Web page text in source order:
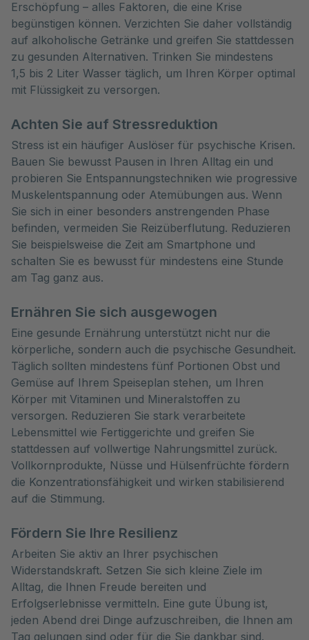
Erschöpfung – alles Faktoren, die eine Krise
begünstigen können. Verzichten Sie daher vollständig
auf alkoholische Getränke und greifen Sie stattdessen
zu gesunden Alternativen. Trinken Sie mindestens
1,5 bis 2 Liter Wasser täglich, um Ihren Körper optimal
mit Flüssigkeit zu versorgen.
Achten Sie auf Stressreduktion
Stress ist ein häufiger Auslöser für psychische Krisen.
Bauen Sie bewusst Pausen in Ihren Alltag ein und
probieren Sie Entspannungstechniken wie progressive
Muskelentspannung oder Atemübungen aus. Wenn
Sie sich in einer besonders anstrengenden Phase
befinden, vermeiden Sie Reizüberflutung. Reduzieren
Sie beispielsweise die Zeit am Smartphone und
schalten Sie es bewusst für mindestens eine Stunde
am Tag ganz aus.
Ernähren Sie sich ausgewogen
Eine gesunde Ernährung unterstützt nicht nur die
körperliche, sondern auch die psychische Gesundheit.
Täglich sollten mindestens fünf Portionen Obst und
Gemüse auf Ihrem Speiseplan stehen, um Ihren
Körper mit Vitaminen und Mineralstoffen zu
versorgen. Reduzieren Sie stark verarbeitete
Lebensmittel wie Fertiggerichte und greifen Sie
stattdessen auf vollwertige Nahrungsmittel zurück.
Vollkornprodukte, Nüsse und Hülsenfrüchte fördern
die Konzentrationsfähigkeit und wirken stabilisierend
auf die Stimmung.
Fördern Sie Ihre Resilienz
Arbeiten Sie aktiv an Ihrer psychischen
Widerstandskraft. Setzen Sie sich kleine Ziele im
Alltag, die Ihnen Freude bereiten und
Erfolgserlebnisse vermitteln. Eine gute Übung ist,
jeden Abend drei Dinge aufzuschreiben, die Ihnen am
Tag gelungen sind oder für die Sie dankbar sind.